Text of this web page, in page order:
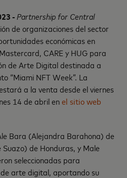
- Partnership for Central
de organizaciones del sector
económicas en
CARE y HUG para
de Arte Digital destinada a
“Miami NFT Week”. La
a la venta desde el viernes
14 de abril en el sitio web
Bara (Alejandra Barahona) de
de Honduras, y Male
seleccionadas para
arte digital, aportando su